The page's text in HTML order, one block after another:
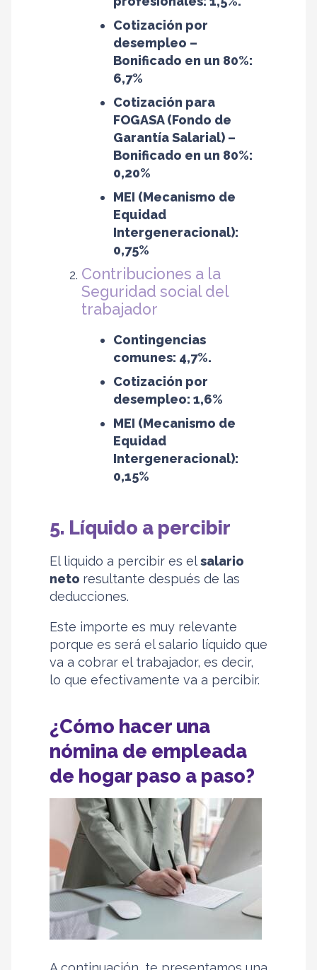
Cotización por
desempleo –
Bonificado en un 80%:
6,7%
Cotización para
FOGASA (Fondo de
Garantía Salarial) –
Bonificado en un 80%:
0,20%
MEI (Mecanismo de
Equidad
Intergeneracional):
0,75%
Contribuciones a la
Seguridad social del
trabajador
Contingencias
comunes: 4,7%.
Cotización por
desempleo: 1,6%
MEI (Mecanismo de
Equidad
Intergeneracional):
0,15%
5. Líquido a percibir
El liquido a percibir es elsalario
neto resultante después de las
deducciones.
Este importe es muy relevante
porque es será el salario líquido que
va a cobrar el trabajador, es decir,
lo que efectivamente va a percibir.
¿Cómo hacer una
nómina de empleada
de hogar paso a paso?